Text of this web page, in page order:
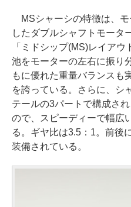
MSシャーシの特徴は、モ
したダブルシャフトモータ
「ミドシップ(MS)レイア
池をモーターの左右に振り
もに優れた重量バランスも
を誇っている。さらに、シ
テールの3パートで構成さ
ので、スピーディーで幅広
る。ギヤ比は3.5：1。前後
装備されている。